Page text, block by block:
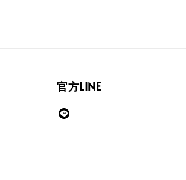
官方LINE